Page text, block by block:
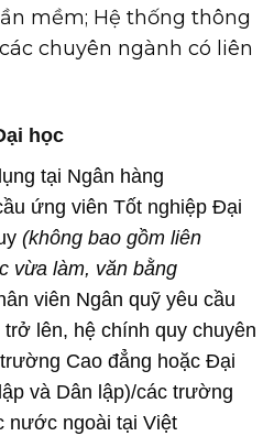
mềm; Hệ thống thông
chuyên ngành có liên
học
tại Ngân hàng
ứng viên Tốt nghiệp Đại
(không bao gồm liên
vừa làm, văn bằng
viên Ngân quỹ yêu cầu
lên, hệ chính quy chuyên
Cao đẳng hoặc Đại
và Dân lập)/các trường
nước ngoài tại Việt